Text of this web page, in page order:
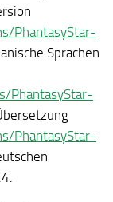
PhantasyStar-
Sprachen
PhantasyStar-
PhantasyStar-